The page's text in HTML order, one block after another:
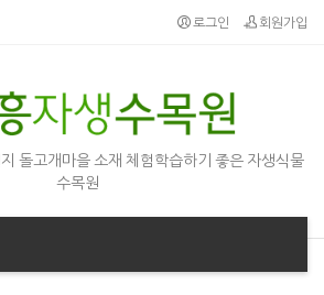
로그인 회원가입
돌고개마을 소재 체험학습하기 좋은 자생식물
수목원